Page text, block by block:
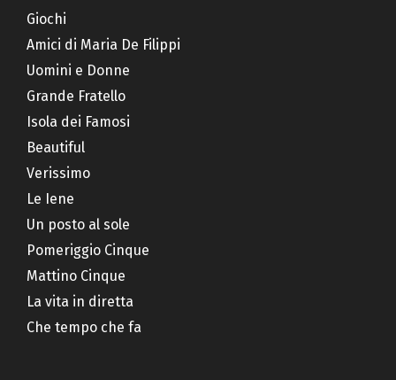
Giochi
Amici di Maria De Filippi
Uomini e Donne
Grande Fratello
Isola dei Famosi
Beautiful
Verissimo
Le Iene
Un posto al sole
Pomeriggio Cinque
Mattino Cinque
La vita in diretta
Che tempo che fa